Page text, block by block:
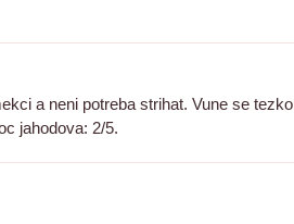
a neni potreba strihat. Vune se
jahodova: 2/5.